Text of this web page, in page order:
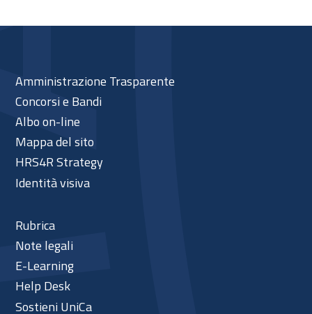
Amministrazione Trasparente
Concorsi e Bandi
Albo on-line
Mappa del sito
HRS4R Strategy
Identità visiva
Rubrica
Note legali
E-Learning
Help Desk
Sostieni UniCa